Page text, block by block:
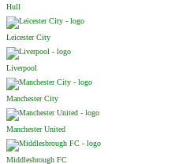
Hull
Leicester City
Liverpool
Manchester City
Manchester United
Middlesbrough FC